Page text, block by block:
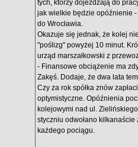
tych, którzy dojeżdżają do
jak wielkie będzie opóźnienie
do Wrocławia.
Okazuje się jednak, że kolej
"poślizg" powyżej 10 minut.
urząd marszałkowski z
- Finansowe obciążenie ma
Zakęś. Dodaje, że dwa lata
Czy za rok spółka znów
optymistyczne. Opóźnienia
kolejowymi nad ul.
styczniu odwołano
każdego pociągu.